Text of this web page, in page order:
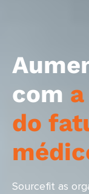
com
do
Sourcefit as